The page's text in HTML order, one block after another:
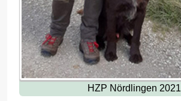
HZP Nördlingen 2021